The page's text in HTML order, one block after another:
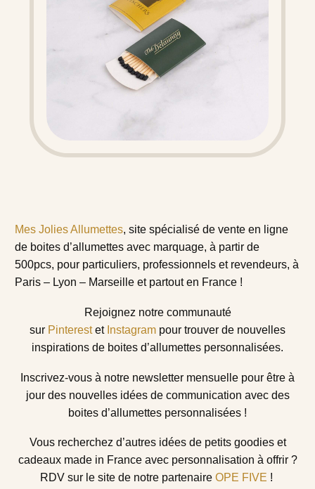
Mes Jolies Allumettes, site spécialisé de vente en ligne
de boites d’allumettes avec marquage, à partir de
500pcs, pour particuliers, professionnels et revendeurs, à
Paris – Lyon – Marseille et partout en France !
Rejoignez notre communauté
sur Pinterestet Instagram pour trouver de nouvelles
inspirations de boites d’allumettes personnalisées.
Inscrivez-vous à notre newsletter mensuelle pour être à
jour des nouvelles idées de communication avec des
boites d’allumettes personnalisées !
Vous recherchez d’autres idées de petits goodies et
cadeaux made in France avec personnalisation à offrir ?
RDV sur le site de notre partenaire OPE FIVE !